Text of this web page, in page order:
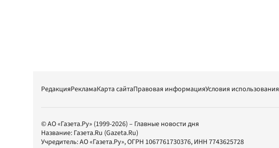
РедакцияРекламаКарта сайтаПравовая информацияУсловия использования
© АО «Газета.Ру» (1999-2026) – Главные новости дня
Название: Газета.Ru (Gazeta.Ru)
Учредитель:АО «Газета.Ру», ОГРН 1067761730376, ИНН 7743625728